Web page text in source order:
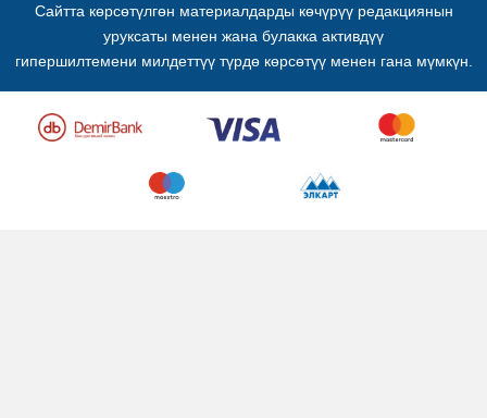
Сайтта көрсөтүлгөн материалдарды көчүрүү редакциянын
уруксаты менен жана булакка активдүү
гипершилтемени милдеттүү түрдө көрсөтүү менен гана мүмкүн.